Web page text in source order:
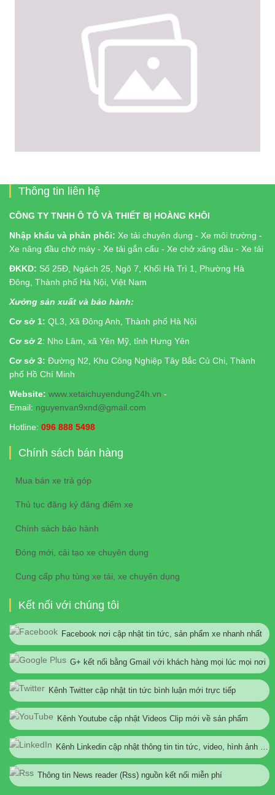
Thông tin liên hệ
CÔNG TY TNHH Ô TÔ VÀ THIẾT BỊ HOÀNG KHÔI
Nhập khẩu và phân phối: Xe tải chuyên dụng - Xe môi trường -
Xe nâng đầu chở máy - Xe tải gắn cẩu - Xe chở xăng dầu - Xe tải
ĐKKD: Số 25Đ, Ngách 25, Ngõ 7, Khối Hà Trì 1, Phường Hà
Đông, Thành phố Hà Nội, Việt Nam
Xưởng sản xuất và bảo hành:
Cơ sở 1: QL3, Xã Đông Anh, Thành phố Hà Nội
Cơ sở 2: Nho Lâm, xã Yên Mỹ, tỉnh Hưng Yên
Cơ sở 3: Đường N2, Khu Công Nghiệp Tây Bắc Củ Chi, Thành
phố Hồ Chí Minh
Website: www.xetaichuyendung24h.vn -
Email: nguyenvan9xnd@gmail.com
Hotline: 096 888 5498
Chính sách bán hàng
Mua bán xe trả góp
Thủ tục đăng ký đăng điểm xe
Chính sách bảo hành
Đóng mới, cải tạo xe chuyên dụng
Cung cấp phụ tùng xe tải, xe chuyên dụng
Kết nối với chúng tôi
Facebook nơi cập nhật tin tức, sản phẩm xe nhanh nhất
G+ kết nối bằng Gmail với khách hàng mọi lúc mọi nơi
Kênh Twitter cập nhật tin tức bình luận mới trực tiếp
Kênh Youtube cập nhật Videos Clip mới về sản phẩm
Thông tin News reader (Rss) nguồn kết nối miễn phí